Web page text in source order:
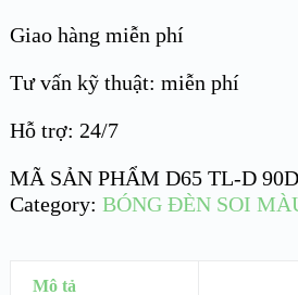
Giao hàng miễn phí
Tư vấn kỹ thuật: miễn phí
Hỗ trợ: 24/7
MÃ SẢN PHẨM D65 TL-D
Category: BÓNG ĐÈN SOI
Mô tả